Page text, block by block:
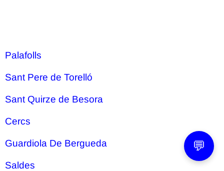
Palafolls
Sant Pere de Torelló
Sant Quirze de Besora
Cercs
Guardiola De Bergueda
Saldes
💬